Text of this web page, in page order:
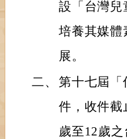
設「台灣兒
培養其媒體
展。
二、 第十七屆
件，收件截
歲至12歲